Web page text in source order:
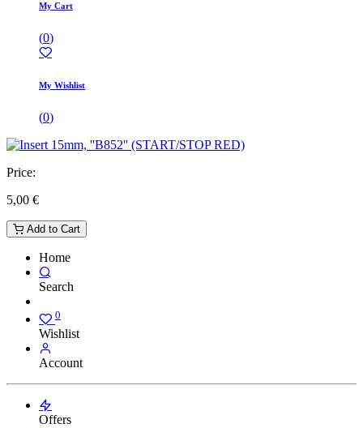
My Cart
(0)
My Wishlist
(0)
Price:
5,00 €
Add to Cart
Home
Search
0
Wishlist
Account
Offers